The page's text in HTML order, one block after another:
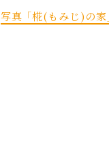
写真 「椛(もみじ)の家